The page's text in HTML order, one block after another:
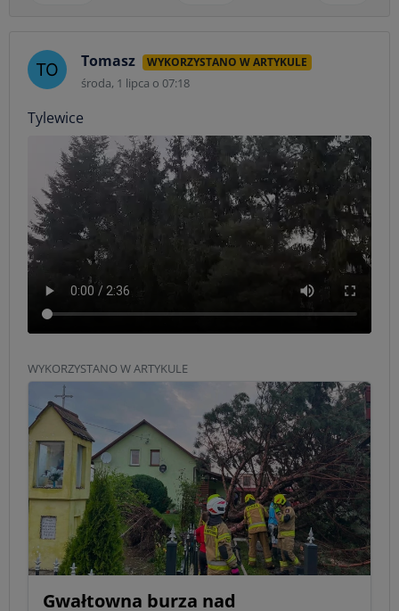
Tomasz WYKORZYSTANO W ARTYKULE
środa, 1 lipca o 07:18
Tylewice
WYKORZYSTANO W ARTYKULE
Gwałtowna burza nad